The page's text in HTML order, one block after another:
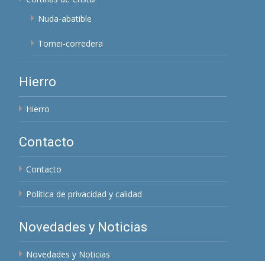
Nuda-abatible
Tomei-corredera
Hierro
Hierro
Contacto
Contacto
Política de privacidad y calidad
Novedades y Noticias
Novedades y Noticias